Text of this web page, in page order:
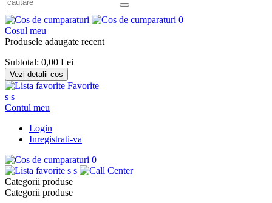
0
Cosul meu
Produsele adaugate recent
Subtotal: 0,00 Lei
Vezi detalii cos
Favorite
s s
Contul meu
Login
Inregistrati-va
0
s s
Categorii produse
Categorii produse